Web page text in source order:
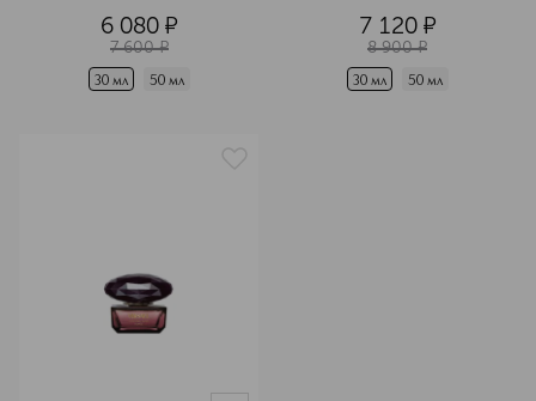
6 080 ¤
7 600 ¤
30 мл 50 мл
7 120 ¤
8 900 ¤
30 мл 50 мл